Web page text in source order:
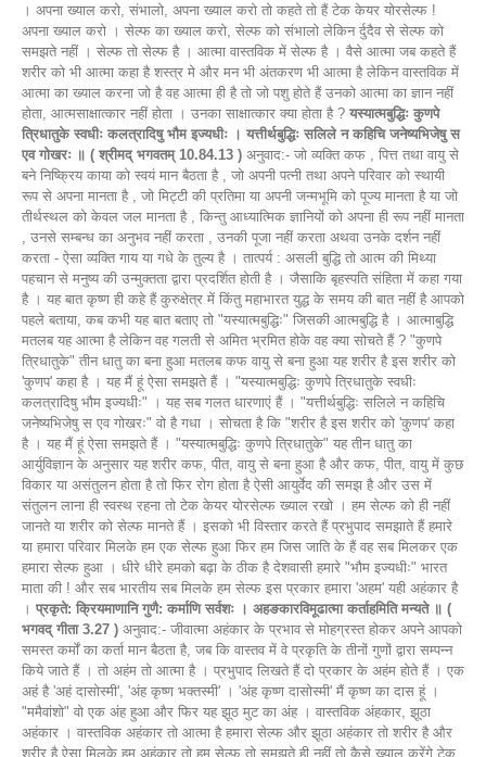
। अपना ख्याल करो, संभालो, अपना ख्याल करो तो कहते तो हैं टेक केयर योरसेल्फ !
अपना ख्याल करो । सेल्फ का ख्याल करो, सेल्फ को संभालो लेकिन र्दुदैव से सेल्फ को
समझते नहीं । सेल्फ तो सेल्फ है । आत्मा वास्तविक में सेल्फ है । वैसे आत्मा जब कहते हैं
शरीर को भी आत्मा कहा है शस्त्र मे और मन भी अंतकरण भी आत्मा है लेकिन वास्तविक में
आत्मा का ख्याल करना जो है वह आत्मा ही है तो जो पशु होते हैं उनको आत्मा का ज्ञान नहीं
होता, आत्मसाक्षात्कार नहीं होता । उनका साक्षात्कार क्या होता है ? यस्यात्मबुद्धिः कुणपे
त्रिधातुके स्वधीः कलत्रादिषु भौम इज्यधीः । यत्तीर्थबुद्धिः सलिले न कहिचि जनेष्यभिजेषु स
एव गोखरः ॥ ( श्रीमद् भगवतम् 10.84.13 ) अनुवाद:- जो व्यक्ति कफ , पित्त तथा वायु से
बने निष्क्रिय काया को स्वयं मान बैठता है , जो अपनी पत्नी तथा अपने परिवार को स्थायी
रूप से अपना मानता है , जो मिट्टी की प्रतिमा या अपनी जन्मभूमि को पूज्य मानता है या जो
तीर्थस्थल को केवल जल मानता है , किन्तु आध्यात्मिक ज्ञानियों को अपना ही रूप नहीं मानता
, उनसे सम्बन्ध का अनुभव नहीं करता , उनकी पूजा नहीं करता अथवा उनके दर्शन नहीं
करता - ऐसा व्यक्ति गाय या गधे के तुल्य है । तात्पर्य : असली बुद्धि तो आत्म की मिथ्या
पहचान से मनुष्य की उन्मुक्तता द्वारा प्रदर्शित होती है । जैसाकि बृहस्पति संहिता में कहा गया
है । यह बात कृष्ण ही कहे हैं कुरुक्षेत्र में किंतु महाभारत युद्ध के समय की बात नहीं है आपको
पहले बताया, कब कभी यह बात बताए तो "यस्यात्मबुद्धिः" जिसकी आत्मबुद्धि है । आत्माबुद्धि
मतलब यह आत्मा है लेकिन वह गलती से अमित भ्रमित होके वह क्या सोचते हैं ? "कुणपे
त्रिधातुके" तीन धातु का बना हुआ मतलब कफ वायु से बना हुआ यह शरीर है इस शरीर को
'कुणप' कहा है । यह मैं हूं ऐसा समझते हैं । "यस्यात्मबुद्धिः कुणपे त्रिधातुके स्वधीः
कलत्रादिषु भौम इज्यधीः" । यह सब गलत धारणाएं हैं । "यत्तीर्थबुद्धिः सलिले न कहिचि
जनेष्यभिजेषु स एव गोखरः" वो है गधा । सोचता है कि "शरीर है इस शरीर को 'कुणप' कहा
है । यह मैं हूं ऐसा समझते हैं । "यस्यात्मबुद्धिः कुणपे त्रिधातुके" यह तीन धातु का
आर्युविज्ञान के अनुसार यह शरीर कफ, पीत, वायु से बना हुआ है और कफ, पीत, वायु में कुछ
विकार या असंतुलन होता है तो फिर रोग होता है ऐसी आयुर्वेद की समझ है और उस में
संतुलन लाना ही स्वस्थ रहना तो टेक केयर योरसेल्फ ख्याल रखो । हम सेल्फ को ही नहीं
जानते या शरीर को सेल्फ मानते हैं । इसको भी विस्तार करते हैं प्रभुपाद समझाते हैं हमारे
या हमारा परिवार मिलके हम एक सेल्फ हुआ फिर हम जिस जाति के हैं वह सब मिलकर एक
हमारा सेल्फ हुआ । धीरे धीरे हमको बढ़ा के ठीक है देशवासी हमारे "भौम इज्यधीः" भारत
माता की ! और सब भारतीय सब मिलके हम सेल्फ इस प्रकार हमारा 'अहम' यही अहंकार है
। प्रकृते: क्रियमाणानि गुणै: कर्माणि सर्वशः । अहङकारविमूढात्मा कर्ताहमिति मन्यते ॥ (
भगवद् गीता 3.27 ) अनुवाद:- जीवात्मा अहंकार के प्रभाव से मोहग्रस्त होकर अपने आपको
समस्त कर्मों का कर्ता मान बैठता है, जब कि वास्तव में वे प्रकृति के तीनों गुणों द्वारा सम्पन्न
किये जाते हैं । तो अहंम तो आत्मा है । प्रभुपाद लिखते हैं दो प्रकार के अहंम होते हैं । एक
अहं है 'अहं दासोस्मी', 'अंह कृष्ण भक्तस्मी' । 'अंह कृष्ण दासोस्मी' मैं कृष्ण का दास हूं ।
"ममैवांशो" वो एक अंह हुआ और फिर यह झूठ मुट का अंह । वास्तविक अंहकार, झूठा
अहंकार । वास्तविक अहंकार तो आत्मा है हमारा सेल्फ और झूठा अहंकार तो शरीर है और
शरीर है ऐसा मिलके हम अहंकार तो हम सेल्फ तो समझते ही नहीं तो कैसे ख्याल करेंगे टेक